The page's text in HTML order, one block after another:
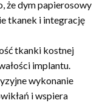
że dym papierosowy
tkanek i integrację
tkanki kostnej
implantu.
wykonanie
i wspiera